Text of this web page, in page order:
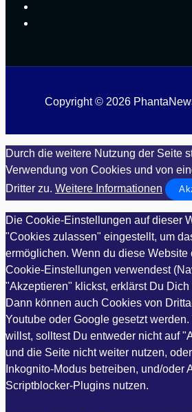
Copyright © 2026
Durch die weitere Nutzung der Seite
Verwendung von Cookies und von
Dritter zu. Weitere Informationen
Die Cookie-Einstellungen auf dieser
"Cookies zulassen" eingestellt, um
ermöglichen. Wenn du diese Website
Cookie-Einstellungen verwendest
"Akzeptieren" klickst, erklärst Du
Dann können auch Cookies von
Youtube oder Google gesetzt
willst, solltest Du entweder nicht auf
und die Seite nicht weiter nutzen,
Inkognito-Modus betreiben, und/oder
Scriptblocker-Plugins nutzen.